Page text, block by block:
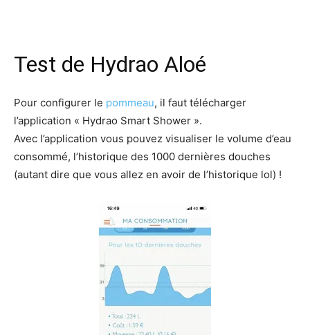
Test de Hydrao Aloé
Pour configurer le pommeau, il faut télécharger
l’application « Hydrao Smart Shower ».
Avec l’application vous pouvez visualiser le volume d’eau
consommé, l’historique des 1000 dernières douches
(autant dire que vous allez en avoir de l’historique lol) !